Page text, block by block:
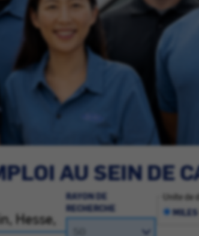
AU SEIN DE
RAYON DE
RECHERCHE
Unite de
MILES